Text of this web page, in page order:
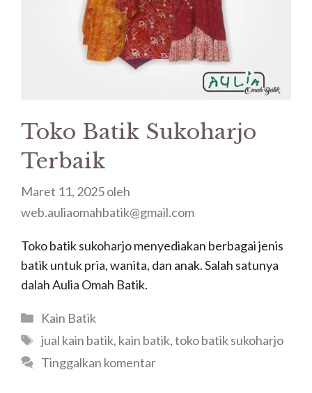
Toko Batik Sukoharjo
Terbaik
Maret 11, 2025oleh
web.auliaomahbatik@gmail.com
Toko batik sukoharjo menyediakan berbagai jenis
batik untuk pria, wanita, dan anak. Salah satunya
dalah Aulia Omah Batik.
Kategori
Kain Batik
Tag
jual kain batik, kain batik,toko batik sukoharjo
Tinggalkan komentar